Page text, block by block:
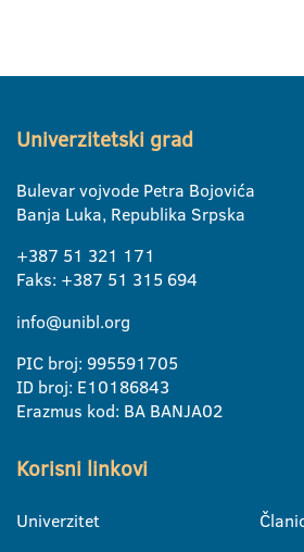
Univerzitetski grad
Bulevar vojvode Petra Bojovića
Banja Luka, Republika Srpska
+387 51 321 171
Faks: +387 51 315 694
info@unibl.org
PIC broj: 995591705
ID broj: E10186843
Erazmus kod: BA BANJA02
Korisni linkovi
Univerzitet